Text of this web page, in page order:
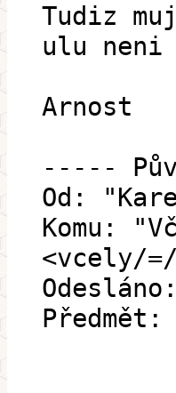
Tudiz
ulu neni
Arnost
-----
Od:
Komu:
<vcely/